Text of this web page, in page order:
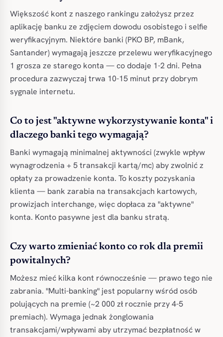
Większość kont z naszego rankingu założysz przez
aplikację banku ze zdjęciem dowodu osobistego i selfie
weryfikacyjnym. Niektóre banki (PKO BP, mBank,
Santander) wymagają jeszcze przelewu weryfikacyjnego
1 grosza ze starego konta — co dodaje 1-2 dni. Pełna
procedura zazwyczaj trwa 10-15 minut przy dobrym
sygnale internetu.
Co to jest "aktywne wykorzystywanie konta" i
dlaczego banki tego wymagają?
Banki wymagają minimalnej aktywności (zwykle wpływ
wynagrodzenia + 5 transakcji kartą/mc) aby zwolnić z
opłaty za prowadzenie konta. To koszty pozyskania
klienta — bank zarabia na transakcjach kartowych,
prowizjach interchange, więc dopłaca za "aktywne"
konta. Konto pasywne jest dla banku stratą.
Czy warto zmieniać konto co rok dla premii
powitalnych?
Możesz mieć kilka kont równocześnie — prawo tego nie
zabrania. "Multi-banking" jest popularny wśród osób
polujących na premie (~2 000 zł rocznie przy 4-5
premiach). Wymaga jednak żonglowania
transakcjami/wpływami aby utrzymać bezpłatność w